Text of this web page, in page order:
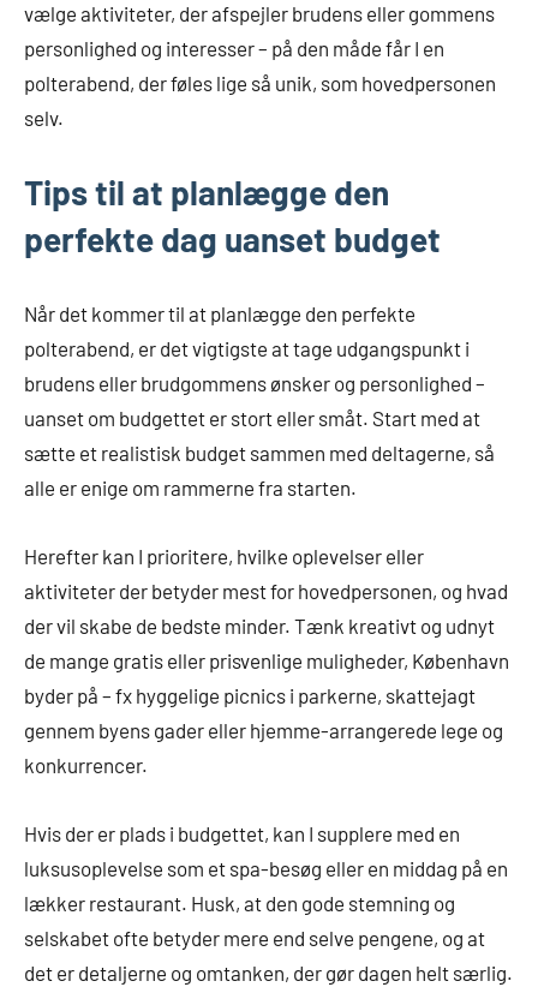
vælge aktiviteter, der afspejler brudens eller gommens
personlighed og interesser – på den måde får I en
polterabend, der føles lige så unik, som hovedpersonen
selv.
Tips til at planlægge den
perfekte dag uanset budget
Når det kommer til at planlægge den perfekte
polterabend, er det vigtigste at tage udgangspunkt i
brudens eller brudgommens ønsker og personlighed –
uanset om budgettet er stort eller småt. Start med at
sætte et realistisk budget sammen med deltagerne, så
alle er enige om rammerne fra starten.
Herefter kan I prioritere, hvilke oplevelser eller
aktiviteter der betyder mest for hovedpersonen, og hvad
der vil skabe de bedste minder. Tænk kreativt og udnyt
de mange gratis eller prisvenlige muligheder, København
byder på – fx hyggelige picnics i parkerne, skattejagt
gennem byens gader eller hjemme-arrangerede lege og
konkurrencer.
Hvis der er plads i budgettet, kan I supplere med en
luksusoplevelse som et spa-besøg eller en middag på en
lækker restaurant. Husk, at den gode stemning og
selskabet ofte betyder mere end selve pengene, og at
det er detaljerne og omtanken, der gør dagen helt særlig.